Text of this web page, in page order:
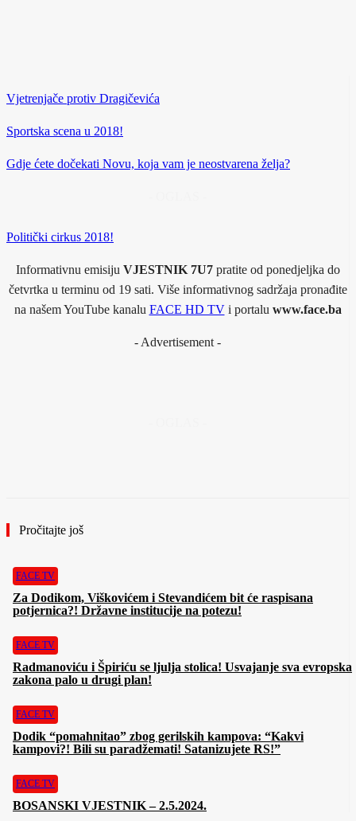
Vjetrenjače protiv Dragičevića
Sportska scena u 2018!
Gdje ćete dočekati Novu, koja vam je neostvarena želja?
Politički cirkus 2018!
Informativnu emisiju VJESTNIK 7U7pratite od ponedjeljka do
četvrtka u terminu od 19 sati. Više informativnog sadržaja pronađite
na našem YouTube kanalu FACE HD TVi portalu www.face.ba
- Advertisement -
Pročitajte još
FACE TV
Za Dodikom, Viškovićem i Stevandićem bit će raspisana
potjernica?! Državne institucije na potezu!
FACE TV
Radmanoviću i Špiriću se ljulja stolica! Usvajanje sva evropska
zakona palo u drugi plan!
FACE TV
Dodik “pomahnitao” zbog gerilskih kampova: “Kakvi
kampovi?! Bili su paradžemati! Satanizujete RS!”
FACE TV
BOSANSKI VJESTNIK – 2.5.2024.